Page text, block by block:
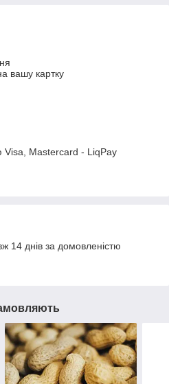
вашу картку
Visa, Mastercard - LiqPay
14 днів за домовленістю